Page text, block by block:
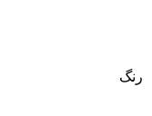
رنگ